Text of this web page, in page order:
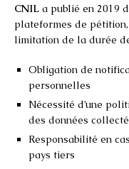
CNIL a publié en 2019
plateformes de
limitation de la durée
Obligation de
personnelles
Nécessité d’une
des données
Responsabilité en
pays tiers